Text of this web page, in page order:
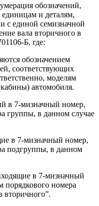
обозначений,
и деталям,
с единой семизначной
вала вторичного в
Б, где:
обозначением
соответствующих
моделям
автомобиля.
в 7-мизначный номер,
группы, в данном случае
в 7-мизначный номер,
подгруппы, в данном
в 7-мизначный
порядкового номера
вторичного”.